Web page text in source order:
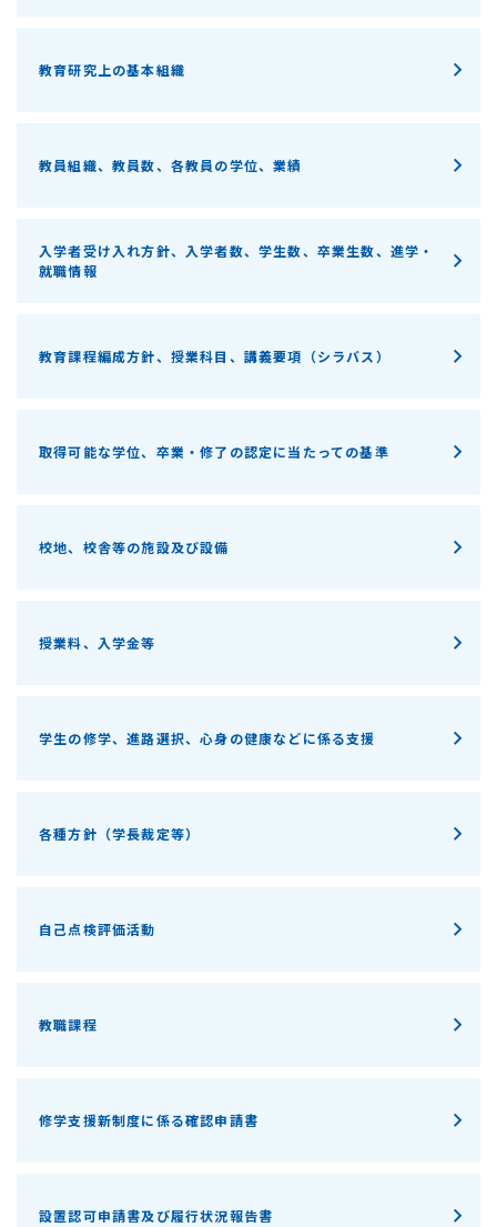
教育研究上の基本組織
教員組織、教員数、各教員の学位、業績
入学者受け入れ方針、入学者数、学生数、卒業生数、進学・
就職情報
教育課程編成方針、授業科目、講義要項（シラバス）
取得可能な学位、卒業・修了の認定に当たっての基準
校地、校舎等の施設及び設備
授業料、入学金等
学生の修学、進路選択、心身の健康などに係る支援
各種方針（学長裁定等）
自己点検評価活動
教職課程
修学支援新制度に係る確認申請書
設置認可申請書及び履行状況報告書